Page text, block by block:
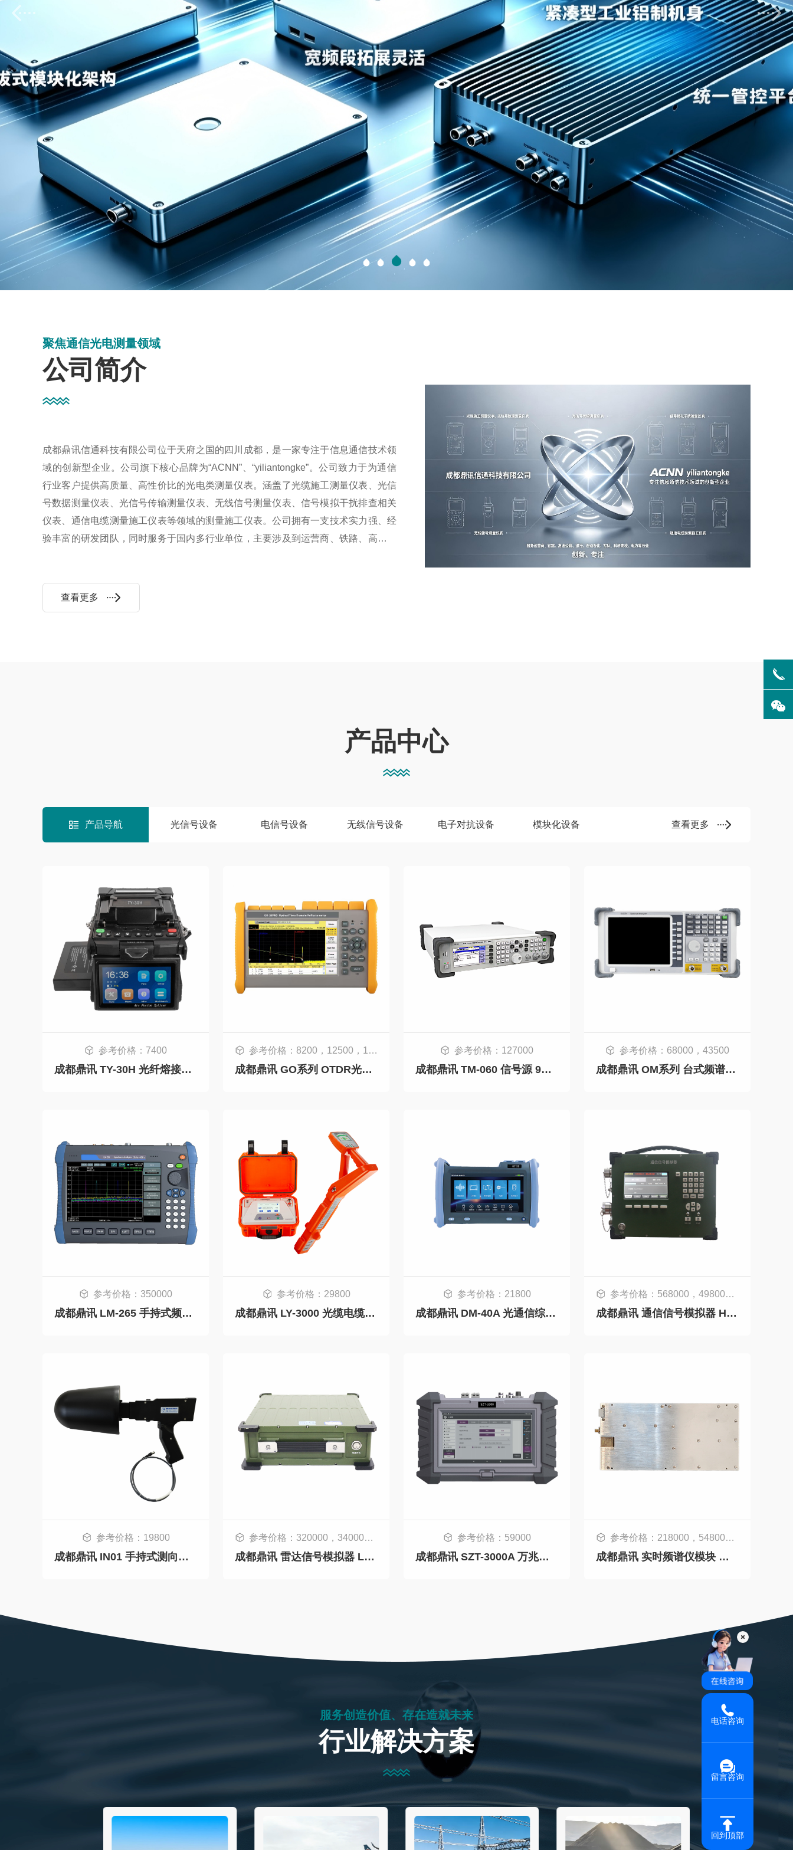
聚焦通信光电测量领域
公司简介
成都鼎讯信通科技有限公司位于天府之国的四川成都，是一家专注于信息通信技术领
域的创新型企业。公司旗下核心品牌为“ACNN”、“yiliantongke”。公司致力于为通信
行业客户提供高质量、高性价比的光电类测量仪表。涵盖了光缆施工测量仪表、光信
号数据测量仪表、光信号传输测量仪表、无线信号测量仪表、信号模拟干扰排查相关
仪表、通信电缆测量施工仪表等领域的测量施工仪表。公司拥有一支技术实力强、经
验丰富的研发团队，同时服务于国内多行业单位，主要涉及到运营商、铁路、高速公
查看更多
产品中心
产品导航 查看更多
光信号设备 电信号设备 无线信号设备 电子对抗设备 模块化设备
参考价格：7400
成都鼎讯 TY-30H 光纤熔接机四马达 高性能触摸+按键操作 FTTH优选
参考价格：8200，12500，15800，17800，21500，29800
成都鼎讯 GO系列 OTDR光时域反射仪 100公里测量 骨干城域光网络施工运维
参考价格：127000
成都鼎讯 TM-060 信号源 9KHz-6GHz 信号发生器 射频信号源
参考价格：68000，43500
成都鼎讯 OM系列 台式频谱分析仪
参考价格：350000
成都鼎讯 LM-265 手持式频谱分析仪 9KHz-26.5GHz
参考价格：29800
成都鼎讯 LY-3000 光缆电缆路由探测仪 地下金属管线探测仪
参考价格：21800
成都鼎讯 DM-40A 光通信综合测试仪 40公里光缆普查仪OTDR一体机
参考价格：568000，498000，498000，448000，498000，428000，368000，278000
成都鼎讯 通信信号模拟器 HW系列 20W
参考价格：19800
成都鼎讯 IN01 手持式测向天线（6G-26.5GHz）
参考价格：320000，340000，380000，348000，368000，398000，348000，368000，498000，448000，698000
成都鼎讯 雷达信号模拟器 LDMN-JM系列
参考价格：59000
成都鼎讯 SZT-3000A 万兆以太网测试仪 数据线路测量
参考价格：218000，54800，69800，79800，128000，168000
成都鼎讯 实时频谱仪模块 鼎讯信通 DXMP-B系列 80M带宽
服务创造价值、存在造就未来
行业解决方案
电话咨询
留言咨询
回到顶部